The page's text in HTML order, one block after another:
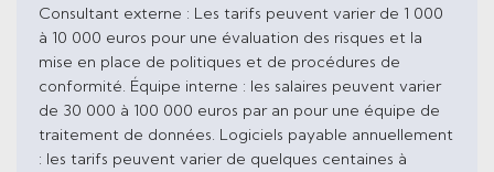
Consultant externe : Les tarifs peuvent varier de 1 000
à 10 000 euros pour une évaluation des risques et la
mise en place de politiques et de procédures de
conformité. Équipe interne : les salaires peuvent varier
de 30 000 à 100 000 euros par an pour une équipe de
traitement de données. Logiciels payable annuellement
: les tarifs peuvent varier de quelques centaines à